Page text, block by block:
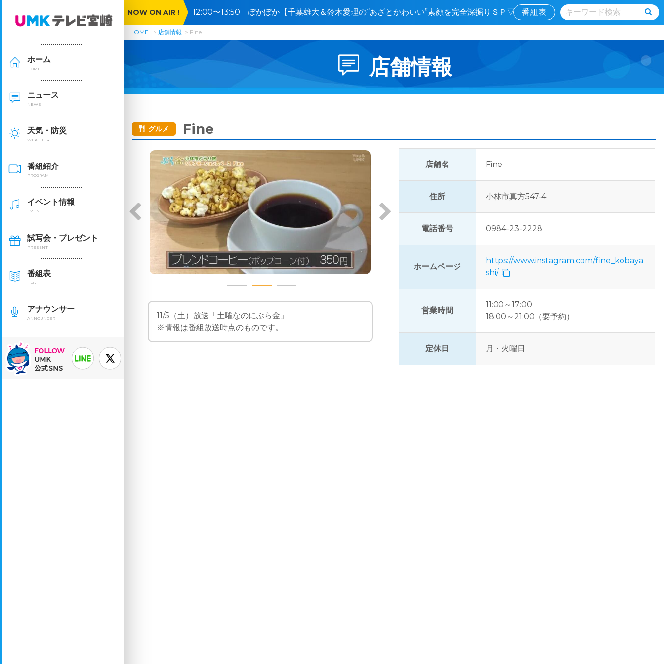
ホーム
HOME
ニュース
NEWS
天気・防災
WEATHER
番組紹介
PROGRAM
イベント情報
EVENT
試写会・プレゼント
PRESENT
番組表
EPG
アナウンサー
ANNOUNCER
NOW ON AIR !
12:00〜13:50 ぽかぽか【千葉雄大＆鈴木愛理の“あざとかわいい”素顔を完全深掘りＳＰ▽
投扇興】🈑
番組表
HOME 店舗情報 Fine
店舗情報
グルメ Fine
11/5（土）放送「土曜なのにぶら金」
※情報は番組放送時点のものです。
店舗名 Fine
住所 小林市真方547-4
電話番号 0984-23-2228
ホームページ
https://www.instagram.com/fine_kobaya
shi/
営業時間
11:00～17:00
18:00～21:00（要予約）
定休日 月・火曜日